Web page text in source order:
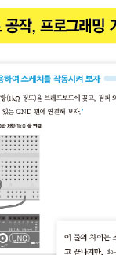
움직이는가